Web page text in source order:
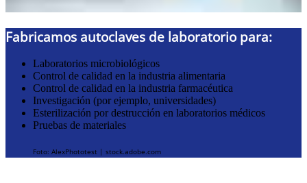
Fabricamos autoclaves de laboratorio para:
Laboratorios microbiológicos
Control de calidad en la industria alimentaria
Control de calidad en la industria farmacéutica
Investigación (por ejemplo, universidades)
Esterilización por destrucción en laboratorios médicos
Pruebas de materiales
Foto: AlexPhototest | stock.adobe.com